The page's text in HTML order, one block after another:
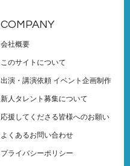
COMPANY
会社概要
このサイトについて
出演・講演依頼 イベント企画制作
新人タレント募集について
応援してくださる皆様へのお願い
よくあるお問い合わせ
プライバシーポリシー